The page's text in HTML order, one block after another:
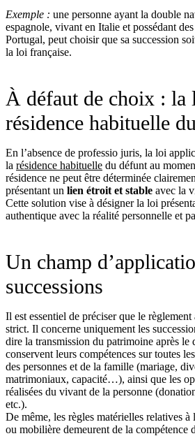
Exemple : une personne ayant la double
espagnole, vivant en Italie et possédant
Portugal, peut choisir que sa succession
la loi française.
À défaut de choix : la
résidence habituelle
En l’absence de professio juris, la loi
la résidence habituelle du défunt au
résidence ne peut être déterminée
présentant un lien étroit et stable avec la
Cette solution vise à désigner la loi
authentique avec la réalité personnelle et
Un champ
successions
Il est essentiel de préciser que le
strict. Il concerne uniquement les
dire la transmission du patrimoine après le
conservent leurs compétences sur toutes
des personnes et de la famille (mariage,
matrimoniaux, capacité…), ainsi que les
réalisées du vivant de la personne
etc.).
De même, les règles matérielles relatives
ou mobilière demeurent de la compétence